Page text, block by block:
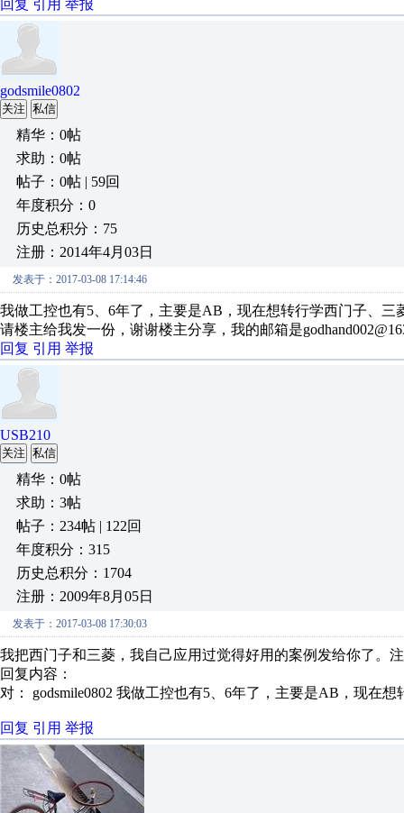
回复 引用 举报
godsmile0802
关注 私信
精华：0帖
求助：0帖
帖子：0帖 | 59回
年度积分：0
历史总积分：75
注册：2014年4月03日
发表于：2017-03-08 17:14:46
我做工控也有5、6年了，主要是AB，现在想转行学西门子、
请楼主给我发一份，谢谢楼主分享，我的邮箱是
回复 引用 举报
USB210
关注 私信
精华：0帖
求助：3帖
帖子：234帖 | 122回
年度积分：315
历史总积分：1704
注册：2009年8月05日
发表于：2017-03-08 17:30:03
我把西门子和三菱，我自己应用过觉得好用的案例发给你了。
回复内容：
对： godsmile0802 我做工控也有5、6年了，主要是AB，现在想
回复 引用 举报